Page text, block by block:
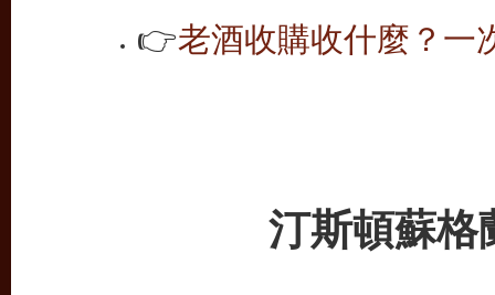
👉老酒收購收什麼？一
汀斯頓蘇格